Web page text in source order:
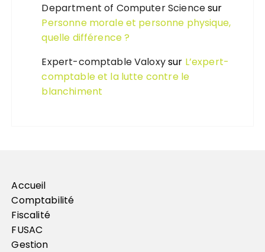
Department of Computer Sciencesur
Personne morale et personne physique,
quelle différence ?
Expert-comptable Valoxysur L’expert-
comptable et la lutte contre le
blanchiment
Accueil
Comptabilité
Fiscalité
FUSAC
Gestion